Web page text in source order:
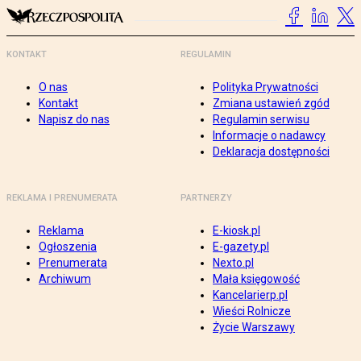
KONTAKT
O nas
Kontakt
Napisz do nas
REGULAMIN
Polityka Prywatności
Zmiana ustawień zgód
Regulamin serwisu
Informacje o nadawcy
Deklaracja dostępności
REKLAMA I PRENUMERATA
Reklama
Ogłoszenia
Prenumerata
Archiwum
PARTNERZY
E-kiosk.pl
E-gazety.pl
Nexto.pl
Mała księgowość
Kancelarierp.pl
Wieści Rolnicze
Życie Warszawy